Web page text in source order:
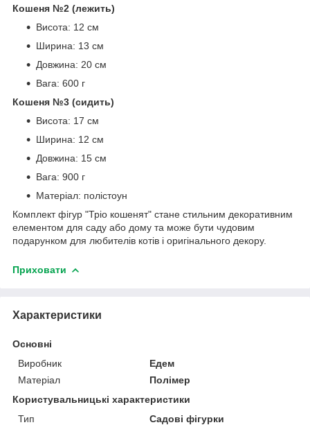
Кошеня №2 (лежить)
Висота: 12 см
Ширина: 13 см
Довжина: 20 см
Вага: 600 г
Кошеня №3 (сидить)
Висота: 17 см
Ширина: 12 см
Довжина: 15 см
Вага: 900 г
Матеріал: полістоун
Комплект фігур "Тріо кошенят" стане стильним декоративним
елементом для саду або дому та може бути чудовим
подарунком для любителів котів і оригінального декору.
Приховати
Характеристики
Основні
Виробник
Едем
Матеріал
Полімер
Користувальницькі характеристики
Тип
Садові фігурки